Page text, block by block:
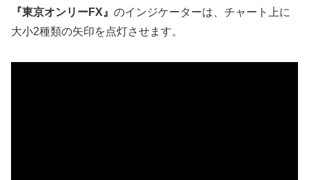
『東京オンリーFX』 のインジケーターは、チャート上に
大小2種類の矢印を点灯させます。